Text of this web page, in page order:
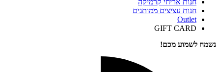
חנות אריחי קרמיקה
חנות עציצים ממותגים
Outlet
GIFT CARD
נשמח לשמוע מכם!